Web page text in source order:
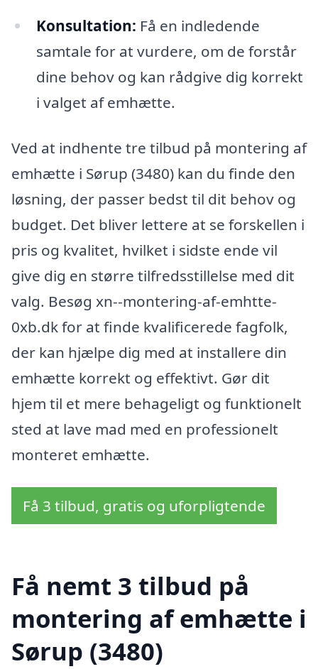
Konsultation: Få en indledende
samtale for at vurdere, om de forstår
dine behov og kan rådgive dig korrekt
i valget af emhætte.
Ved at indhente tre tilbud på montering af
emhætte i Sørup (3480) kan du finde den
løsning, der passer bedst til dit behov og
budget. Det bliver lettere at se forskellen i
pris og kvalitet, hvilket i sidste ende vil
give dig en større tilfredsstillelse med dit
valg. Besøg xn--montering-af-emhtte-
0xb.dk for at finde kvalificerede fagfolk,
der kan hjælpe dig med at installere din
emhætte korrekt og effektivt. Gør dit
hjem til et mere behageligt og funktionelt
sted at lave mad med en professionelt
monteret emhætte.
Få 3 tilbud, gratis og uforpligtende
Få nemt 3 tilbud på
montering af emhætte i
Sørup (3480)